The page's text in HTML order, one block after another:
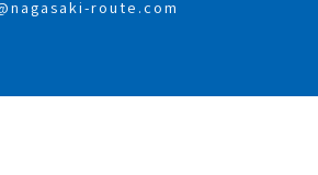
route.com